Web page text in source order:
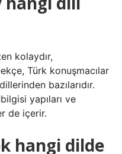
kolaydır,
Türk konuşmacılar
bazılarıdır.
yapıları ve
de içerir.
hangi dilde